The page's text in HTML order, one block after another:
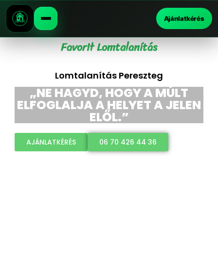
Ajánlatkérés
Favorit Lomtalanítás
Lomtalanítás Pereszteg
„NE HAGYD, HOGY A MÚLT
ELFOGLALJA A HELYET A JELEN
ELŐL.”
AJÁNLATKÉRÉS 06 70 426 44 36